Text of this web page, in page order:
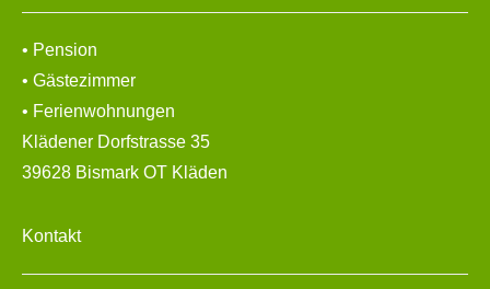
• Pension
• Gästezimmer
• Ferienwohnungen
Klädener Dorfstrasse 35
39628 Bismark OT Kläden
Kontakt